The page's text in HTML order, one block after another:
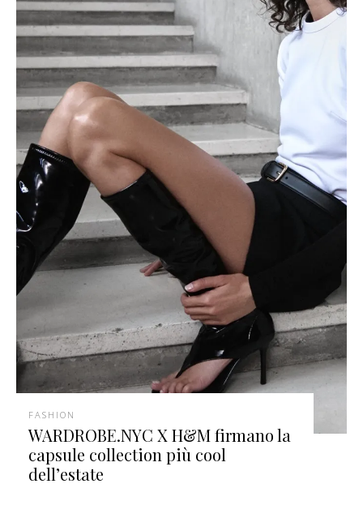
FASHION
WARDROBE.NYC X H&M firmano la
capsule collection più cool
dell’estate